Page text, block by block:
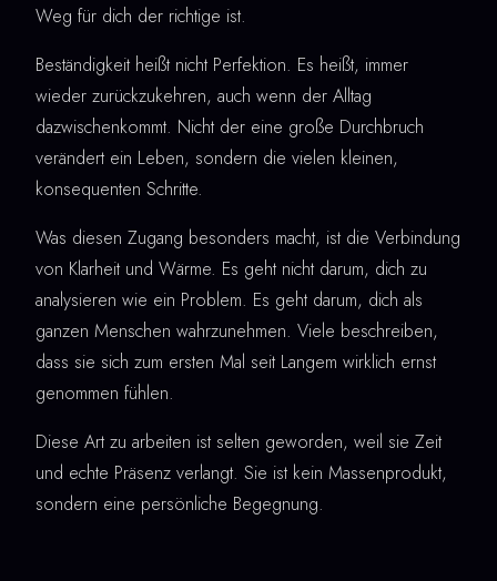
Weg für dich der richtige ist.
Beständigkeit heißt nicht Perfektion. Es heißt, immer
wieder zurückzukehren, auch wenn der Alltag
dazwischenkommt. Nicht der eine große Durchbruch
verändert ein Leben, sondern die vielen kleinen,
konsequenten Schritte.
Was diesen Zugang besonders macht, ist die Verbindung
von Klarheit und Wärme. Es geht nicht darum, dich zu
analysieren wie ein Problem. Es geht darum, dich als
ganzen Menschen wahrzunehmen. Viele beschreiben,
dass sie sich zum ersten Mal seit Langem wirklich ernst
genommen fühlen.
Diese Art zu arbeiten ist selten geworden, weil sie Zeit
und echte Präsenz verlangt. Sie ist kein Massenprodukt,
sondern eine persönliche Begegnung.